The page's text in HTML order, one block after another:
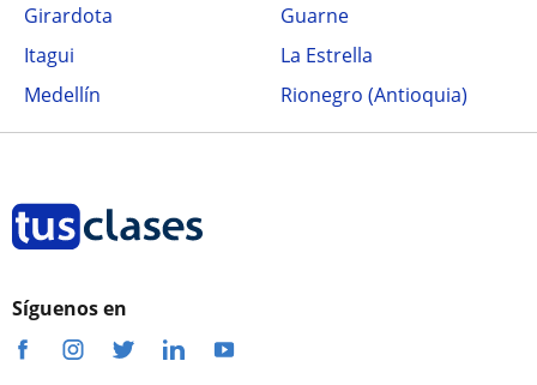
Girardota
Guarne
Itagui
La Estrella
Medellín
Rionegro (Antioquia)
Síguenos en